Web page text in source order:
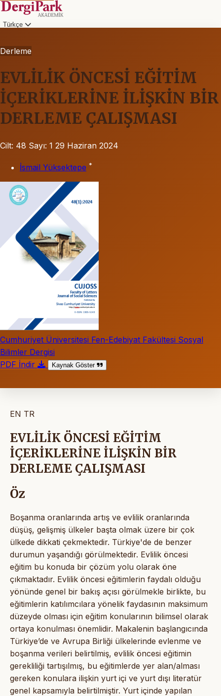
Türkçe
Derleme
EVLİLİK ÖNCESİ EĞİTİM
İÇERİKLERİNE İLİŞKİN BİR
DERLEME ÇALIŞMASI
Cilt: 48 Sayı: 1 29 Haziran 2024
İsmail Yüksektepe *
Cumhuriyet Üniversitesi Fen-Edebiyat Fakültesi Sosyal
Bilimler Dergisi
PDF İndir
Kaynak Göster
EN TR
EVLİLİK ÖNCESİ EĞİTİM
İÇERİKLERİNE İLİŞKİN BİR
DERLEME ÇALIŞMASI
Öz
Boşanma oranlarında artış ve evlilik oranlarında
düşüş, gelişmiş ülkeler başta olmak üzere bir çok
ülkede dikkati çekmektedir. Türkiye'de de benzer
durumun yaşandığı görülmektedir. Evlilik öncesi
eğitim bu konuda bir çözüm yolu olarak öne
çıkmaktadır. Evlilik öncesi eğitimlerin faydalı olduğu
yönünde genel bir bakış açısı görülmekle birlikte, bu
eğitimlerin katılımcılara yönelik faydasının maksimum
düzeyde olması için eğitim konularının bilimsel olarak
ortaya konulması önemlidir. Makalenin başlangıcında
Türkiye’de ve Avrupa Birliği ülkelerinde evlenme ve
boşanma verileri belirtilmiş, evlilik öncesi eğitimin
gerekliliği tartışılmış, bu eğitimlerde yer alan/alması
gereken konulara ilişkin yurt içi ve yurt dışı literatür
genel kapsamıyla belirtilmiştir. Yurt içinde yapılan